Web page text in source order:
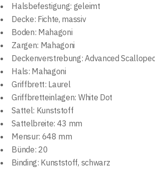
Halsbefestigung: geleimt
Decke: Fichte, massiv
Boden: Mahagoni
Zargen: Mahagoni
Deckenverstrebung: Advanced
Hals: Mahagoni
Griffbrett: Laurel
Griffbretteinlagen: White Dot
Sattel: Kunststoff
Sattelbreite: 43 mm
Mensur: 648 mm
Bünde: 20
Binding: Kunststoff, schwarz